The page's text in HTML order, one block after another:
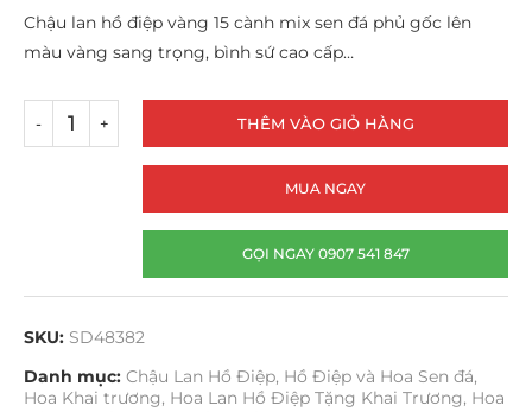
Chậu lan hồ điệp vàng 15 cành mix sen đá phủ gốc lên
màu vàng sang trọng, bình sứ cao cấp…
THÊM VÀO GIỎ HÀNG
MUA NGAY
GỌI NGAY 0907 541 847
SKU: SD48382
Danh mục: Chậu Lan Hồ Điệp, Hồ Điệp và Hoa Sen đá,
Hoa Khai trương, Hoa Lan Hồ Điệp Tặng Khai Trương, Hoa